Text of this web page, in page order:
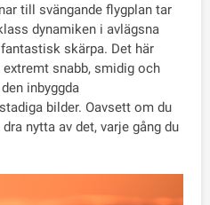
till svängande flygplan tar
dynamiken i avlägsna
skärpa. Det här
snabb, smidig och
inbyggda
bilder. Oavsett om du
nytta av det, varje gång du